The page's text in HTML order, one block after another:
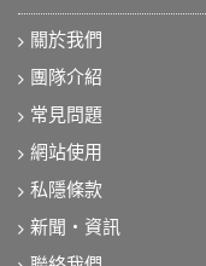
關於我們
團隊介紹
常見問題
網站使用
私隱條款
新聞‧資訊